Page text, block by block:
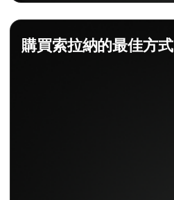
購買索拉納的最佳方式